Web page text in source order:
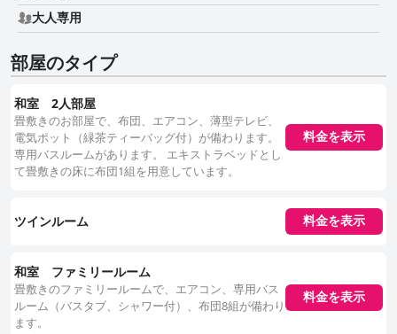
大人専用
部屋のタイプ
和室 2人部屋
畳敷きのお部屋で、布団、エアコン、薄型テレビ、
電気ポット（緑茶ティーバッグ付）が備わります。
専用バスルームがあります。 エキストラベッドとし
て畳敷きの床に布団1組を用意しています。
料金を表示
ツインルーム 料金を表示
和室 ファミリールーム
畳敷きのファミリールームで、エアコン、専用バス
ルーム（バスタブ、シャワー付）、布団8組が備わり
ます。
料金を表示